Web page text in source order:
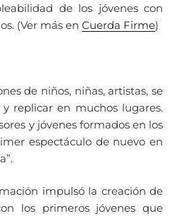
de los jóvenes con
(Ver más en Cuerda Firme)
de niños, niñas, artistas, se
replicar en muchos lugares.
y jóvenes formados en los
espectáculo de nuevo en
impulsó la creación de
los primeros jóvenes que